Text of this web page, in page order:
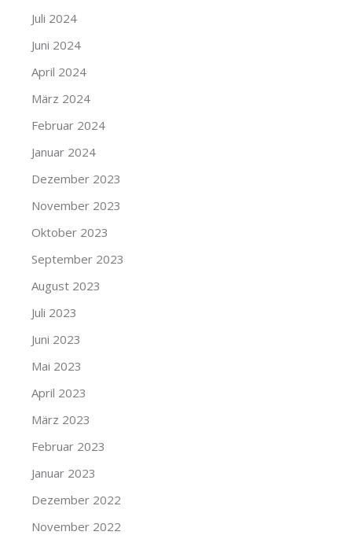
Juli 2024
Juni 2024
April 2024
März 2024
Februar 2024
Januar 2024
Dezember 2023
November 2023
Oktober 2023
September 2023
August 2023
Juli 2023
Juni 2023
Mai 2023
April 2023
März 2023
Februar 2023
Januar 2023
Dezember 2022
November 2022